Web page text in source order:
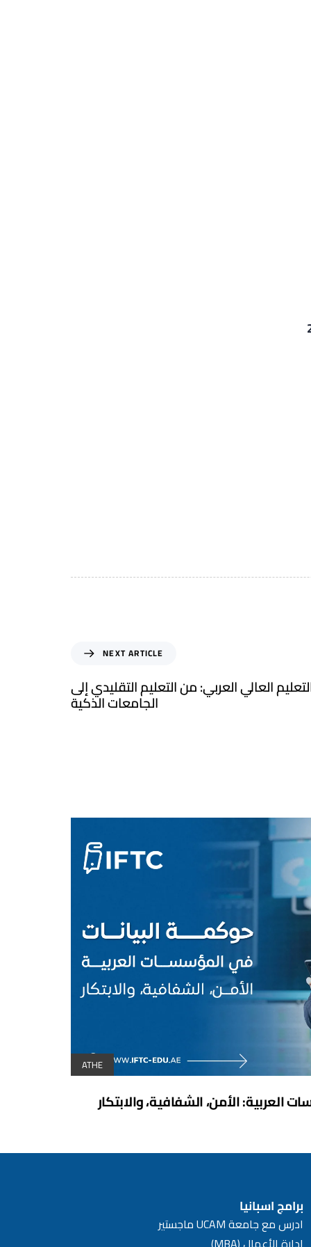
NEXT ARTICLE
العالي العربي: من التعليم التقليدي إلى
الجامعات الذكية
ATHE
العربية: الأمن، الشفافية، والابتكار
برامج اسبانيا
ادرس مع جامعة UCAM ماجستير